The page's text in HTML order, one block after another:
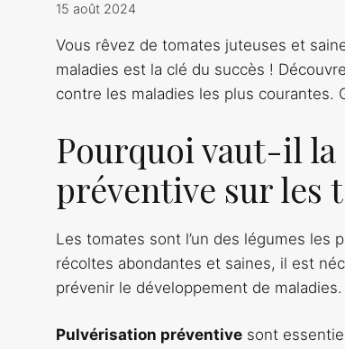
15 août 2024
Vous rêvez de tomates juteuses et
maladies est la clé du succès !
contre les maladies les plus courantes.
Pourquoi vaut-il
préventive sur les
Les tomates sont l’un des légumes les
récoltes abondantes et saines, il est
prévenir le développement de maladies.
Pulvérisation préventive sont